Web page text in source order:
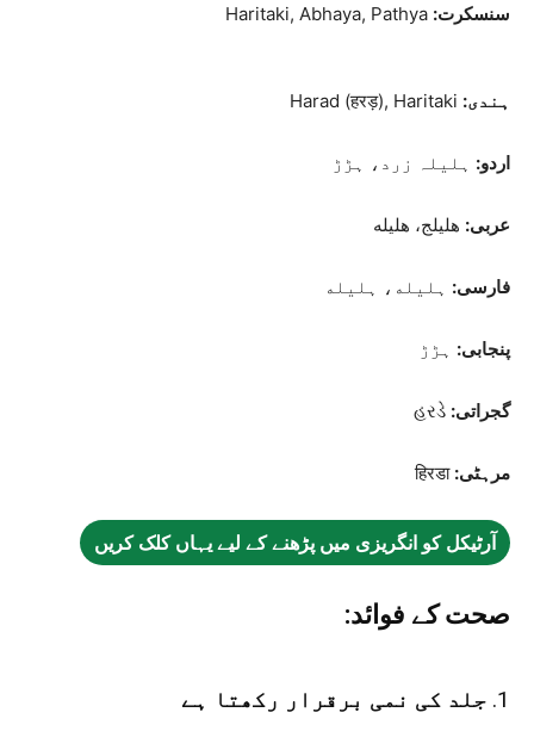
سنسکرت:
ہندی:
اردو: ہلیلہ زرد، ہڑڑ
عربی: هليلج، هليله
فارسی: ہلیله، ہلیله
پنجابی: ہڑڑ
گجراتی:
مرہٹی: हिरडा
آرٹیکل کو انگریزی میں پڑھنے کے لیے یہاں کلک کریں
صحت کے فوائد:
1. جلد کی نمی برقرار رکھتا ہے